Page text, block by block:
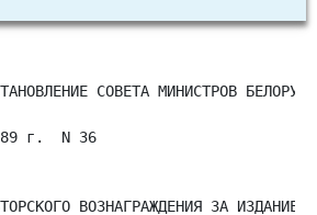
СОВЕТА МИНИСТРОВ
1989 г.  N 36
ВОЗНАГРАЖДЕНИЯ ЗА ИЗДАНИЕ